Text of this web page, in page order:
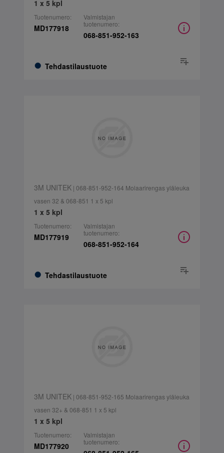
1 x 5 kpl
Tuotenumero:
MD177918
Tehdastilaustuote
Valmistajan
tuotenumero:
068-851-952-163
3M UNITEK| 068-851-952-164 Molaarirengas yläleuka
vasen 32 & 068-851 1 x 5 kpl
1 x 5 kpl
Tuotenumero:
MD177919
Tehdastilaustuote
Valmistajan
tuotenumero:
068-851-952-164
3M UNITEK| 068-851-952-165 Molaarirengas yläleuka
vasen 32+ & 068-851 1 x 5 kpl
1 x 5 kpl
Tuotenumero:
MD177920
Valmistajan
tuotenumero: